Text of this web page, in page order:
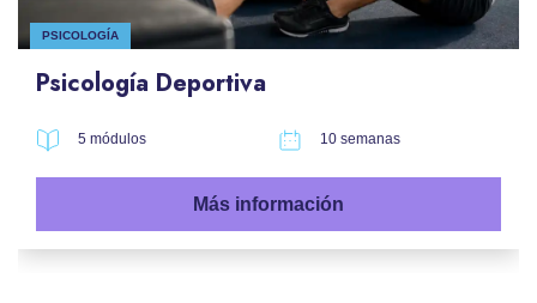
PSICOLOGÍA
Psicología Deportiva
5 módulos 10 semanas
Más información